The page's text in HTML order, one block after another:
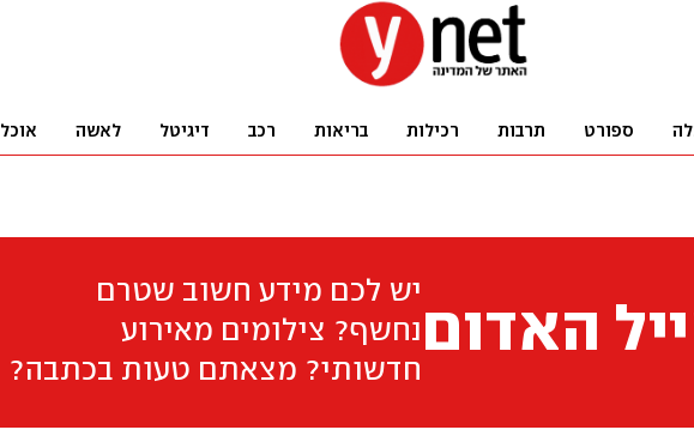
ספורט תרבות רכילות בריאות רכב דיגיטל לאשה אוכל
האדום
יש לכם מידע חשוב שטרם
נחשף? צילומים מאירוע
חדשותי? מצאתם טעות בכתבה?